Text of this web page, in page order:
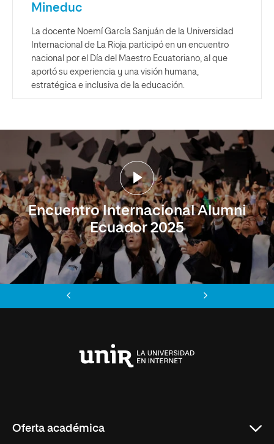
Mineduc
La docente Noemí García Sanjuán de la Universidad
Internacional de La Rioja participó en un encuentro
nacional por el Día del Maestro Ecuatoriano, al que
aportó su experiencia y una visión humana,
estratégica e inclusiva de la educación.
Encuentro Internacional Alumni
Ecuador 2025
Oferta académica